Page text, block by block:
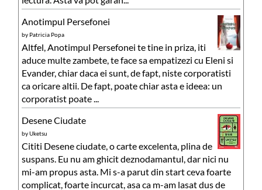
Anotimpul Persefonei
by Patricia Popa
Altfel, Anotimpul Persefonei te tine in priza, iti
aduce multe zambete, te face sa empatizezi cu Eleni si
Evander, chiar daca ei sunt, de fapt, niste corporatisti
ca oricare altii. De fapt, poate chiar asta e ideea: un
corporatist poate ...
Desene Ciudate
byUketsu
Cititi Desene ciudate, o carte excelenta, plina de
suspans. Eu nu am ghicit deznodamantul, dar nici nu
mi-am propus asta. Mi s-a parut din start ceva foarte
complicat, foarte incurcat, asa ca m-am lasat dus de